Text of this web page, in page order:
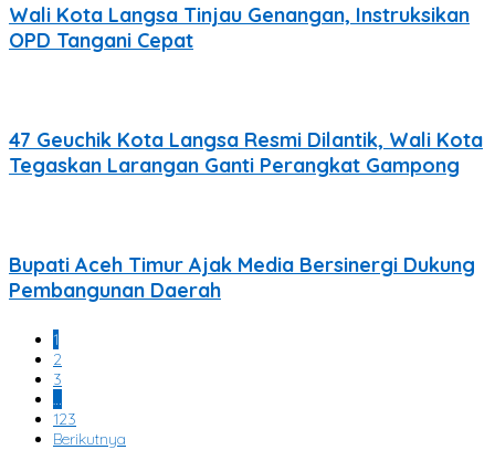
Wali Kota Langsa Tinjau Genangan, Instruksikan
OPD Tangani Cepat
47 Geuchik Kota Langsa Resmi Dilantik, Wali Kota
Tegaskan Larangan Ganti Perangkat Gampong
Bupati Aceh Timur Ajak Media Bersinergi Dukung
Pembangunan Daerah
1
2
3
123
Berikutnya